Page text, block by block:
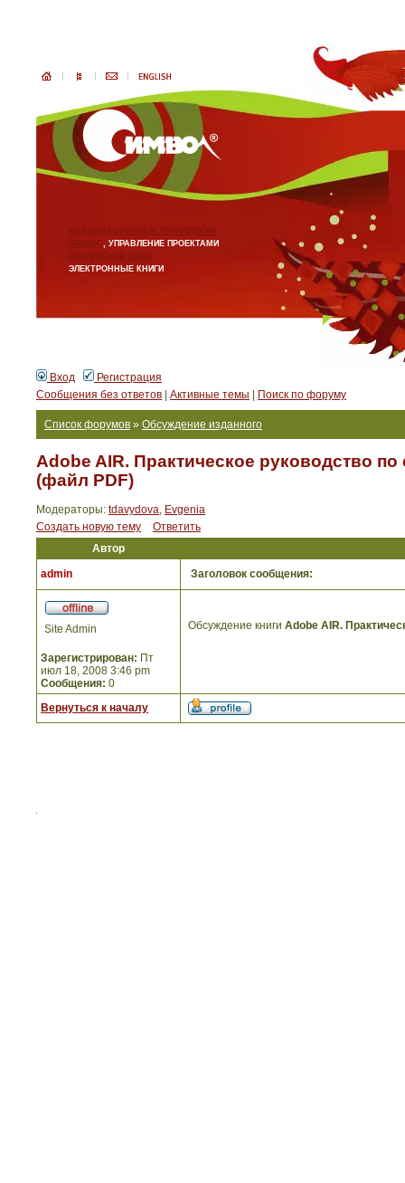
ИНФОРМАЦИОННЫЕ ТЕХНОЛОГИИ
БИЗНЕС, УПРАВЛЕНИЕ ПРОЕКТАМИ
АНГЛИЙСКИЙ ЯЗЫК
ЭЛЕКТРОННЫЕ КНИГИ
Вход
Регистрация
Сообщения без ответов
Активные темы Поиск по форуму
Список форумов » Обсуждение изданного
Adobe AIR. Практическое руководство
(файл PDF)
Модераторы: tdavydova, Evgenia
Создать новую тему
Ответить
Автор
admin
Заголовок сообщения:
Site Admin
Зарегистрирован: Пт
июл 18, 2008 3:46 pm
Сообщения: 0
Обсуждение книги Adobe AIR.
Вернуться к началу